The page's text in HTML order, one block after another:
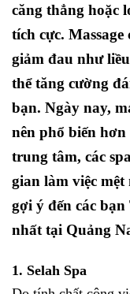
căng thẳng hoặc
tích cực.
giảm đau như
thể tăng cường
bạn. Ngày nay,
nên phổ biến
trung tâm, các
gian làm việc
gợi ý đến các
nhất tại Quảng
1. Selah Spa